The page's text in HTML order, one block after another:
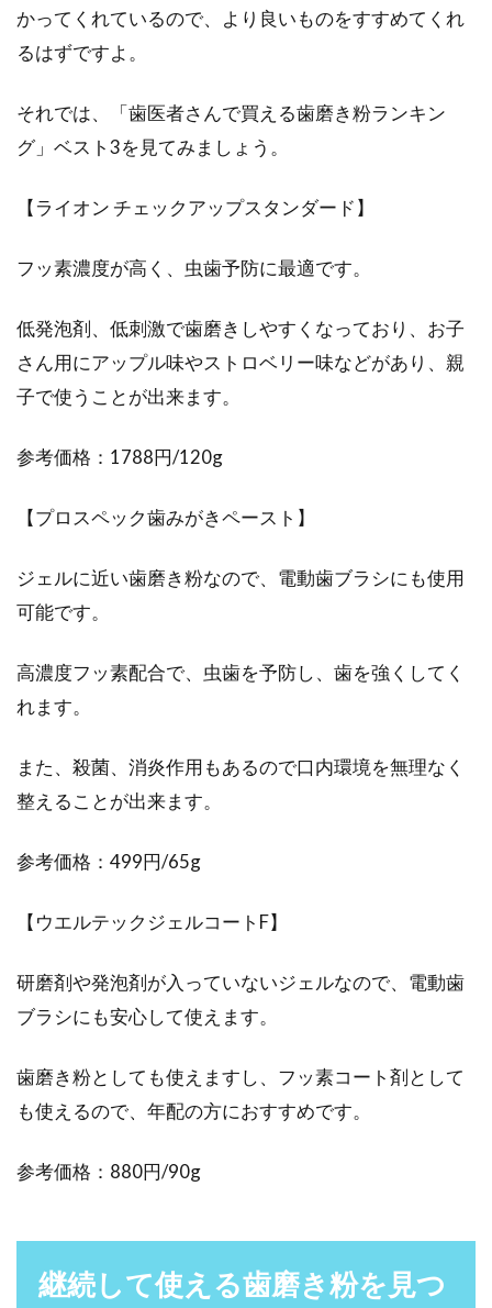
かってくれているので、より良いものをすすめてくれ
るはずですよ。
それでは、「歯医者さんで買える歯磨き粉ランキン
グ」ベスト3を見てみましょう。
【ライオン チェックアップスタンダード】
フッ素濃度が高く、虫歯予防に最適です。
低発泡剤、低刺激で歯磨きしやすくなっており、お子
さん用にアップル味やストロベリー味などがあり、親
子で使うことが出来ます。
参考価格：1788円/120g
【プロスペック歯みがきペースト】
ジェルに近い歯磨き粉なので、電動歯ブラシにも使用
可能です。
高濃度フッ素配合で、虫歯を予防し、歯を強くしてく
れます。
また、殺菌、消炎作用もあるので口内環境を無理なく
整えることが出来ます。
参考価格：499円/65g
【ウエルテックジェルコートF】
研磨剤や発泡剤が入っていないジェルなので、電動歯
ブラシにも安心して使えます。
歯磨き粉としても使えますし、フッ素コート剤として
も使えるので、年配の方におすすめです。
参考価格：880円/90g
継続して使える歯磨き粉を見つ